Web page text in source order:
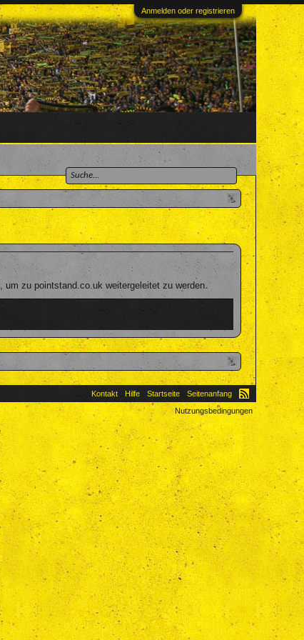
Anmelden oder registrieren
um zu pointstand.co.uk weitergeleitet zu werden.
Kontakt Hilfe Startseite
Seitenanfang
Nutzungsbedingungen